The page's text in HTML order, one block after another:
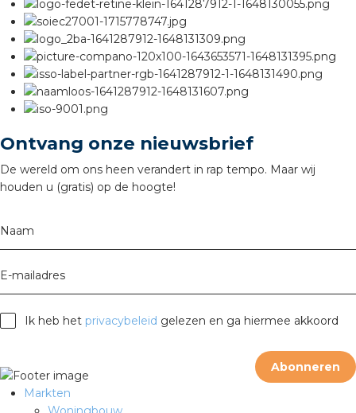
Ontvang onze nieuwsbrief
De wereld om ons heen verandert in rap tempo. Maar wij
houden u (gratis) op de hoogte!
Naam
E-mailadres
Ik heb het privacybeleid gelezen en ga hiermee akkoord
Abonneren
groothandels
Markten